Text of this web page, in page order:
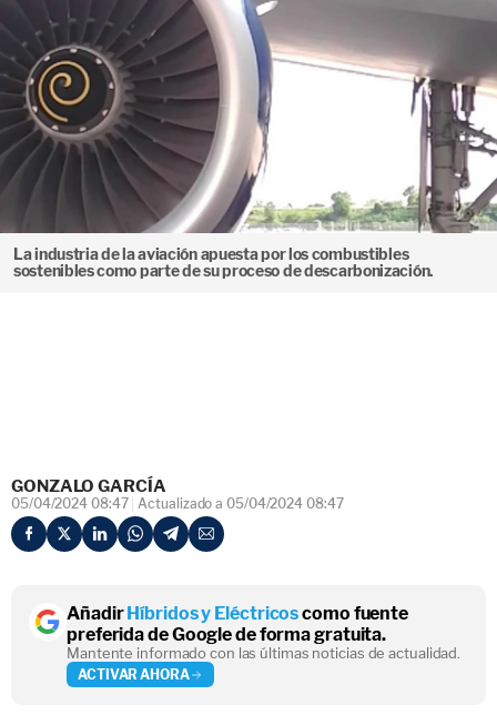
La industria de la aviación apuesta por los combustibles
sostenibles como parte de su proceso de descarbonización.
GONZALO GARCÍA
05/04/2024 08:47 Actualizado a 05/04/2024 08:47
AñadirHíbridos y Eléctricoscomo fuente
preferida de Google de forma gratuita.
Mantente informado con las últimas noticias de actualidad.
ACTIVAR AHORA